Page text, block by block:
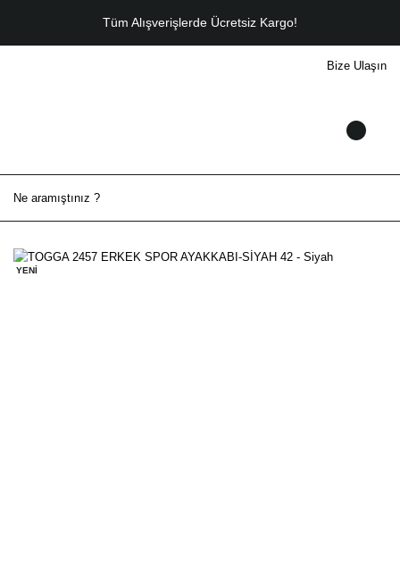
Tüm Alışverişlerde Ücretsiz Kargo!
Bize Ulaşın
YENİ